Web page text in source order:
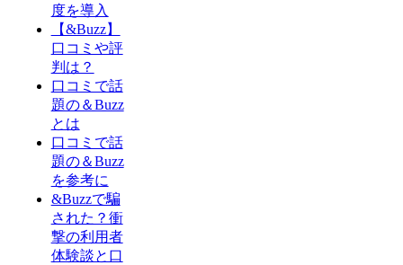
度を導入
【&Buzz】
口コミや評
判は？
口コミで話
題の＆Buzz
とは
口コミで話
題の＆Buzz
を参考に
&Buzzで騙
された？衝
撃の利用者
体験談と口